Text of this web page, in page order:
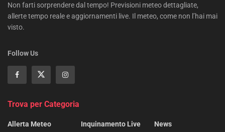
Non farti sorprendere dal tempo! Previsioni meteo dettagliate,
allerte tempo reale e aggiornamenti live. Il meteo, come non l’hai mai
visto.
Follow Us
Trova per Categoria
Allerta Meteo
Inquinamento Live
News